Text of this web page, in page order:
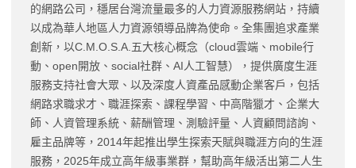
的網路公司，穩居台灣流量最多的人力資源服務網站，持續
以成為華人地區人力資源領導品牌為使命。全集團追求產業
創新，以C.M.O.S.A.五大核心概念（cloud雲端、mobile行
動、open開放、social社群、AI人工智慧），提供廣度生涯
服務支持社會大眾、以及深度人資產品感動企業客戶，包括
網路求職求才、職涯探索、課程學習、中高階獵才、企業大
師、人資管理系統、薪酬管理、測驗評量、人資顧問諮詢、
雇主品牌等，2014年起推出學生探索天賦與職涯方向的生涯
服務，2025年成立高年級事業群，幫助高年級活出第二人生